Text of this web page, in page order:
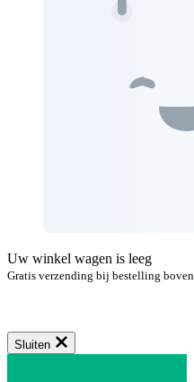
Uw winkel wagen is leeg
Gratis verzending bij bestelling boven
Sluiten